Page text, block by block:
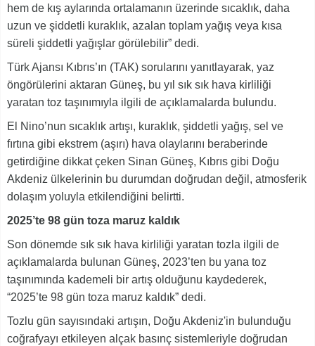
hem de kış aylarında ortalamanın üzerinde sıcaklık, daha
uzun ve şiddetli kuraklık, azalan toplam yağış veya kısa
süreli şiddetli yağışlar görülebilir” dedi.
Türk Ajansı Kıbrıs’ın (TAK) sorularını yanıtlayarak, yaz
öngörülerini aktaran Güneş, bu yıl sık sık hava kirliliği
yaratan toz taşınımıyla ilgili de açıklamalarda bulundu.
El Nino’nun sıcaklık artışı, kuraklık, şiddetli yağış, sel ve
fırtına gibi ekstrem (aşırı) hava olaylarını beraberinde
getirdiğine dikkat çeken Sinan Güneş, Kıbrıs gibi Doğu
Akdeniz ülkelerinin bu durumdan doğrudan değil, atmosferik
dolaşım yoluyla etkilendiğini belirtti.
2025’te 98 gün toza maruz kaldık
Son dönemde sık sık hava kirliliği yaratan tozla ilgili de
açıklamalarda bulunan Güneş, 2023’ten bu yana toz
taşınımında kademeli bir artış olduğunu kaydederek,
“2025’te 98 gün toza maruz kaldık” dedi.
Tozlu gün sayısındaki artışın, Doğu Akdeniz'in bulunduğu
coğrafyayı etkileyen alçak basınç sistemleriyle doğrudan